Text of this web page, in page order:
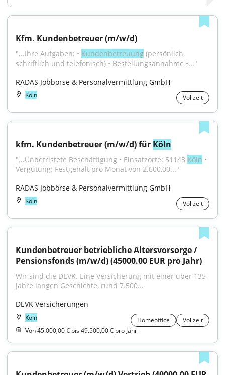
Kfm. Kundenbetreuer (m/w/d)
"...Ihre Aufgaben: • Kundenbetreuung (persönlich,
schriftlich und telefonisch) • Bestellungsannahme •..."
RADAS Jobbörse & Personalvermittlung GmbH
Köln Vollzeit
kfm. Kundenbetreuer (m/w/d) für Köln
"...Unbefristete Beschäftigung • Einsatzorte: 51143 Köln •
Vergütung: Festgehalt pro Monat von 2.600,00..."
RADAS Jobbörse & Personalvermittlung GmbH
Köln Vollzeit
Kundenbetreuer betriebliche Altersvorsorge /
Pensionsfonds (m/w/d) (45000.00 EUR pro Jahr)
Wir sind die DEVK. Eine Versicherung mit einer über 135
Jahre langen Geschichte, rund 7.500...
DEVK Versicherungen
Köln Homeoffice
Vollzeit
Von 45.000,00 € bis 49.500,00 € pro Jahr